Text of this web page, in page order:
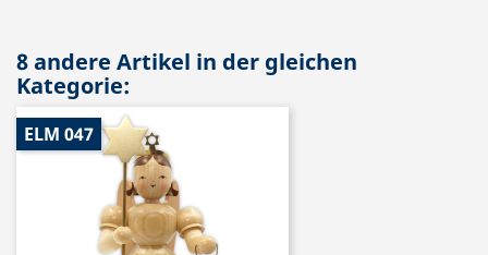
8 andere Artikel in der gleichen
Kategorie:
ELM 047